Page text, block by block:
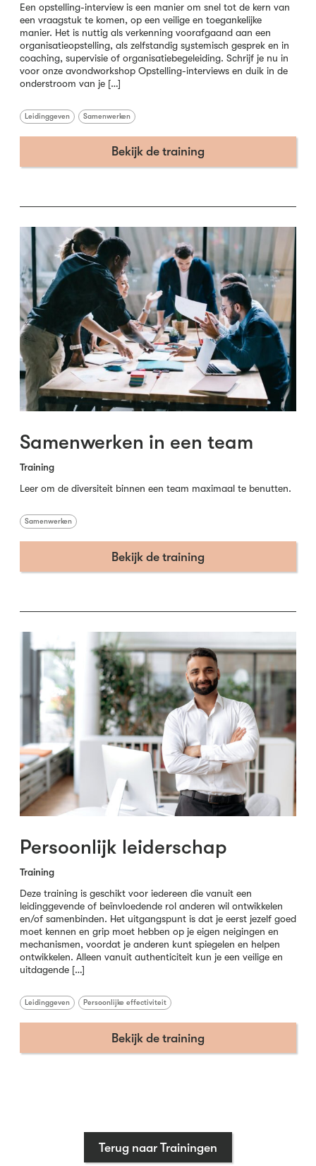
Een opstelling-interview is een manier om snel tot de kern van
een vraagstuk te komen, op een veilige en toegankelijke
manier. Het is nuttig als verkenning voorafgaand aan een
organisatieopstelling, als zelfstandig systemisch gesprek en in
coaching, supervisie of organisatiebegeleiding. Schrijf je nu in
voor onze avondworkshop Opstelling-interviews en duik in de
onderstroom van je […]
Leidinggeven Samenwerken
Bekijk de training
Samenwerken in een team
Training
Leer om de diversiteit binnen een team maximaal te benutten.
Samenwerken
Bekijk de training
Persoonlijk leiderschap
Training
Deze training is geschikt voor iedereen die vanuit een
leidinggevende of beïnvloedende rol anderen wil ontwikkelen
en/of samenbinden. Het uitgangspunt is dat je eerst jezelf goed
moet kennen en grip moet hebben op je eigen neigingen en
mechanismen, voordat je anderen kunt spiegelen en helpen
ontwikkelen. Alleen vanuit authenticiteit kun je een veilige en
uitdagende […]
Leidinggeven Persoonlijke effectiviteit
Bekijk de training
Terug naar Trainingen